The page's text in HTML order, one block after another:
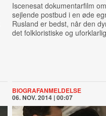
Iscenesat dokumentarfilm
sejlende postbud i en øde
Rusland er bedst, når den
det folkloristiske og
BIOGRAFANMELDELSE
06. NOV. 2014 | 00:07